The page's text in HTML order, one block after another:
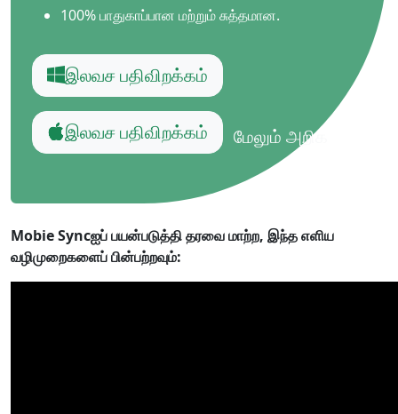
100% பாதுகாப்பான மற்றும் சுத்தமான.
இலவச பதிவிறக்கம்
இலவச பதிவிறக்கம் மேலும் அறிக
Mobie Syncஐப் பயன்படுத்தி தரவை மாற்ற, இந்த எளிய
வழிமுறைகளைப் பின்பற்றவும்: